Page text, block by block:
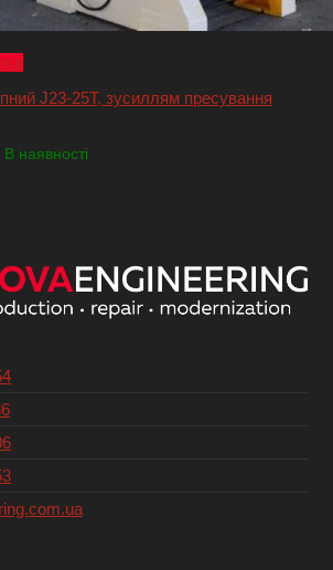
J23-25T, зусиллям пресування
В наявності